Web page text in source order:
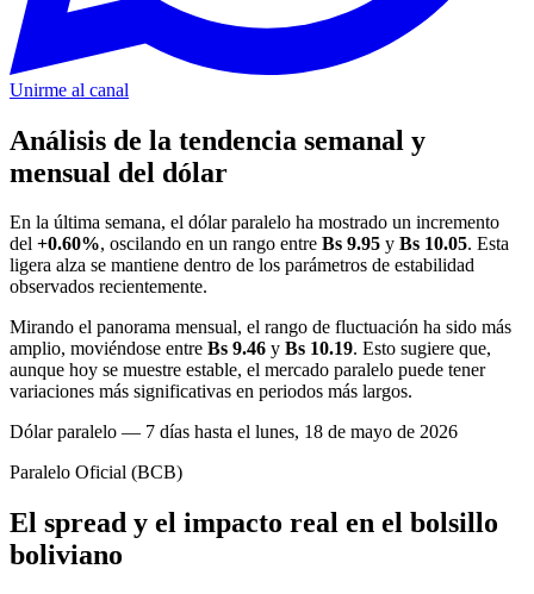
Unirme al canal
Análisis de la tendencia semanal y
mensual del dólar
En la última semana, el dólar paralelo ha mostrado un incremento
del +0.60%, oscilando en un rango entre Bs 9.95 y Bs 10.05. Esta
ligera alza se mantiene dentro de los parámetros de estabilidad
observados recientemente.
Mirando el panorama mensual, el rango de fluctuación ha sido más
amplio, moviéndose entre Bs 9.46 y Bs 10.19. Esto sugiere que,
aunque hoy se muestre estable, el mercado paralelo puede tener
variaciones más significativas en periodos más largos.
Dólar paralelo — 7 días hasta el lunes, 18 de mayo de 2026
Paralelo Oficial (BCB)
El spread y el impacto real en el bolsillo
boliviano